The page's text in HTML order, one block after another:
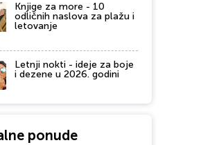
Knjige za more - 10
odličnih naslova za plažu i
letovanje
Letnji nokti - ideje za boje
i dezene u 2026. godini
ponude